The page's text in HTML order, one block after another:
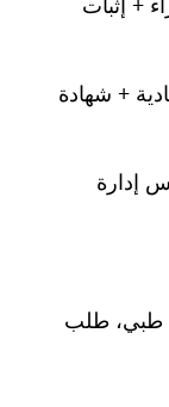
+ شهادة
إدارة
طبي، طلب